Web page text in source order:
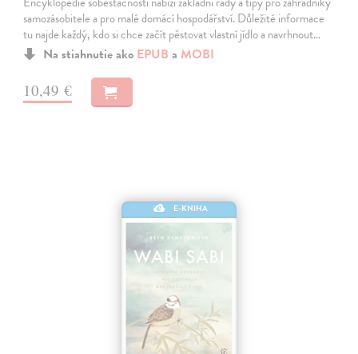
samozásobitele a pro malé domácí hospodářství. Důležité informace
tu najde každý, kdo si chce začít pěstovat vlastní jídlo a navrhnout…
Na stiahnutie ako EPUB a MOBI
10,49 €
E-KNIHA